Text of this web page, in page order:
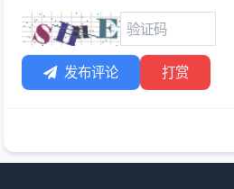
发布评论 打赏